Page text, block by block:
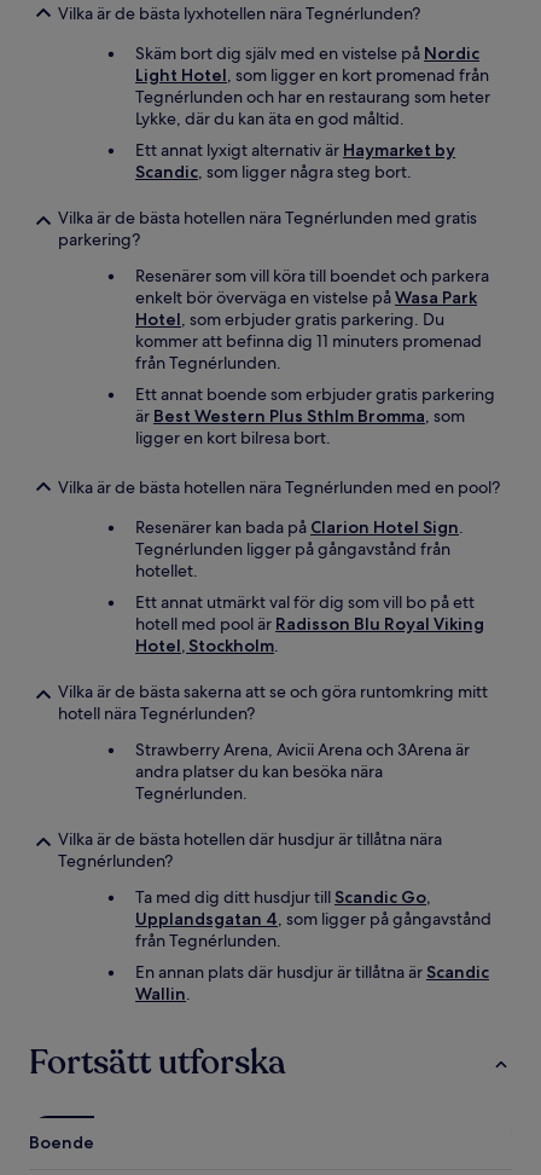
Vilka är de bästa lyxhotellen nära Tegnérlunden?
Skäm bort dig själv med en vistelse på Nordic
Light Hotel, som ligger en kort promenad från
Tegnérlunden och har en restaurang som heter
Lykke, där du kan äta en god måltid.
Ett annat lyxigt alternativ är Haymarket by
Scandic, som ligger några steg bort.
Vilka är de bästa hotellen nära Tegnérlunden med gratis
parkering?
Resenärer som vill köra till boendet och parkera
enkelt bör överväga en vistelse påWasa Park
Hotel, som erbjuder gratis parkering. Du
kommer att befinna dig 11 minuters promenad
från Tegnérlunden.
Ett annat boende som erbjuder gratis parkering
är Best Western Plus Sthlm Bromma, som
ligger en kort bilresa bort.
Vilka är de bästa hotellen nära Tegnérlunden med en pool?
Resenärer kan bada på Clarion Hotel Sign.
Tegnérlunden ligger på gångavstånd från
hotellet.
Ett annat utmärkt val för dig som vill bo på ett
hotell med pool är Radisson Blu Royal Viking
Hotel, Stockholm.
Vilka är de bästa sakerna att se och göra runtomkring mitt
hotell nära Tegnérlunden?
Strawberry Arena, Avicii Arena och 3Arena är
andra platser du kan besöka nära
Tegnérlunden.
Vilka är de bästa hotellen där husdjur är tillåtna nära
Tegnérlunden?
Ta med dig ditt husdjur till Scandic Go,
Upplandsgatan 4, som ligger på gångavstånd
från Tegnérlunden.
En annan plats där husdjur är tillåtna är Scandic
Wallin.
Fortsätt utforska
Boende